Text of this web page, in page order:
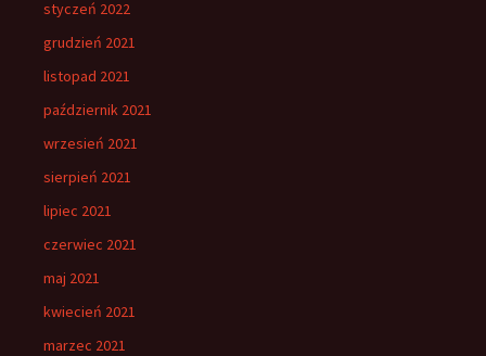
styczeń 2022
grudzień 2021
listopad 2021
październik 2021
wrzesień 2021
sierpień 2021
lipiec 2021
czerwiec 2021
maj 2021
kwiecień 2021
marzec 2021